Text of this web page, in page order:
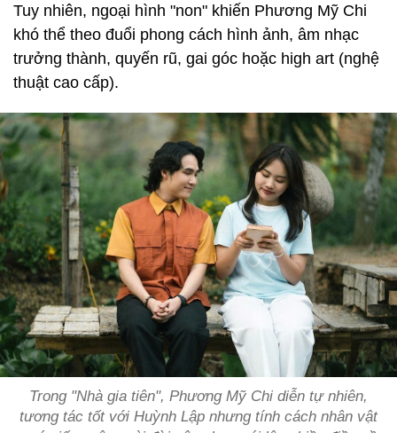
Tuy nhiên, ngoại hình "non" khiến Phương Mỹ Chi
khó thể theo đuổi phong cách hình ảnh, âm nhạc
trưởng thành, quyến rũ, gai góc hoặc high art (nghệ
thuật cao cấp).
Trong "Nhà gia tiên", Phương Mỹ Chi diễn tự nhiên,
tương tác tốt với Huỳnh Lập nhưng tính cách nhân vật